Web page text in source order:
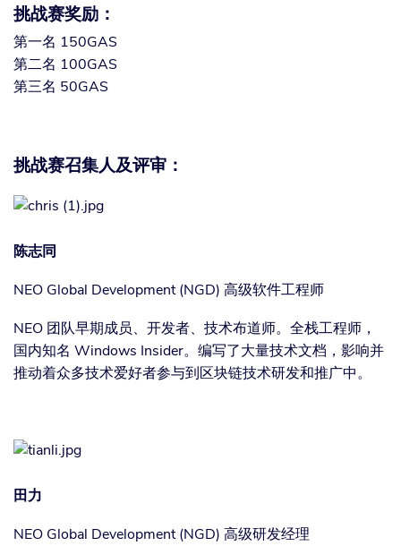
挑战赛奖励：
第一名 150GAS
第二名 100GAS
第三名 50GAS
挑战赛召集人及评审：
陈志同
NEO Global Development (NGD) 高级软件工程师
NEO 团队早期成员、开发者、技术布道师。全栈工程师，
国内知名 Windows Insider。编写了大量技术文档，影响并
推动着众多技术爱好者参与到区块链技术研发和推广中。
田力
NEO Global Development (NGD) 高级研发经理